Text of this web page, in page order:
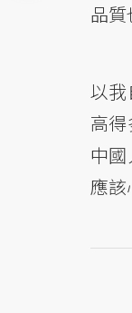
品質
以
高
中
應該